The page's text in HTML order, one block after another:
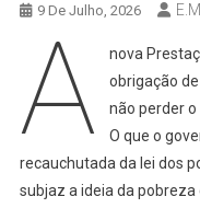
9 De Julho, 2026
A
nova
obrigação
não perder o
O que o
recauchutada da lei dos
subjaz a ideia da